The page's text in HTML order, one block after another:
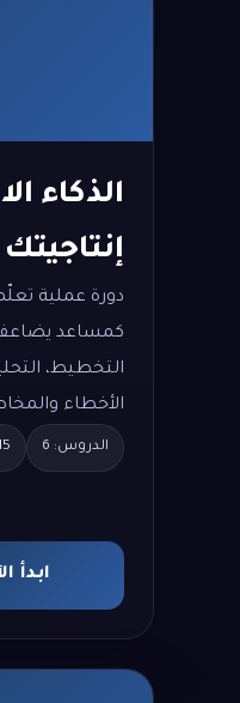
الذكاء
دورة عملية
كمساعد يضاعف
التخطيط،
الأخطاء
الدروس: 6 15–22
ابدأ